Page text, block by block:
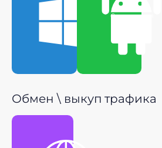
Скачать для
Обмен \ выкуп трафика